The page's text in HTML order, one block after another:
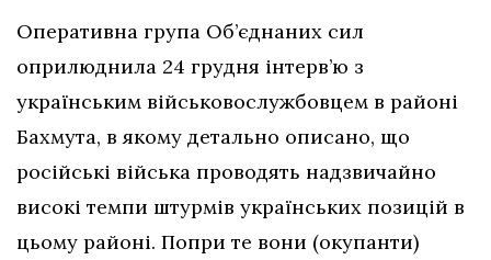
Оперативна група Об’єднаних сил
оприлюднила 24 грудня інтерв’ю з
українським військовослужбовцем в районі
Бахмута, в якому детально описано, що
російські війська проводять надзвичайно
високі темпи штурмів українських позицій в
цьому районі. Попри те вони (окупанти)